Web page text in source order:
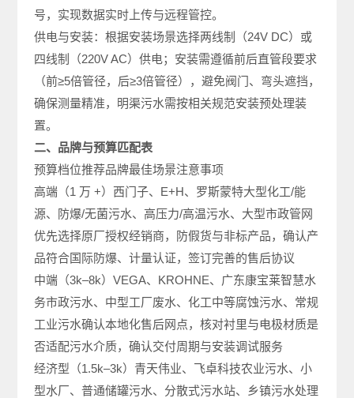
号，实现数据实时上传与远程管控。
供电与安装：根据安装场景选择两线制（24V DC）或
四线制（220V AC）供电；安装需遵循前后直管段要求
（前≥5倍管径，后≥3倍管径），避免阀门、弯头遮挡，
确保测量精准，明渠污水需按相关规范安装预处理装
置。
二、品牌与预算匹配表
预算档位推荐品牌最佳场景注意事项
高端（1 万 +）西门子、E+H、罗斯蒙特大型化工/能
源、防爆/无菌污水、高压力/高温污水、大型市政管网
优先选择原厂授权经销商，防假货与非标产品，确认产
品符合国际防爆、计量认证，签订完善的售后协议
中端（3k–8k）VEGA、KROHNE、广东康宝莱智慧水
务市政污水、中型工厂废水、化工中等腐蚀污水、常规
工业污水确认本地化售后网点，核对衬里与电极材质是
否适配污水介质，确认交付周期与安装调试服务
经济型（1.5k–3k）青天伟业、飞卓科技农业污水、小
型水厂、普通储罐污水、分散式污水站、乡镇污水处理